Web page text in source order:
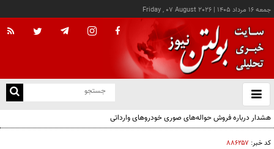
جمعه ۱۶ مرداد ۱۴۰۵ |
Friday , 07 August 2026
باز
و
هشدار درباره فروش حواله‌های صوری خودروهای وارداتی
کد خبر: ۸۸۶۲۵۷